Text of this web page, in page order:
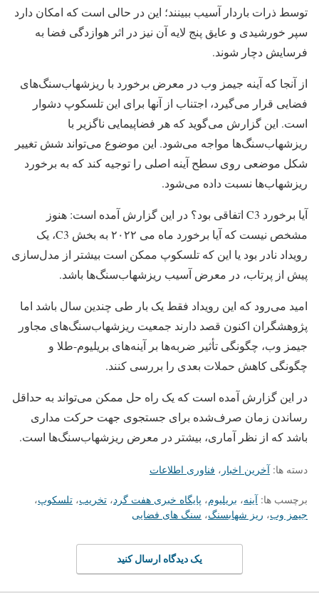
توسط ذرات باردار آسیب ببینند؛ این در حالی است که امکان دارد
سپر خورشیدی و عایق پنج لایه آن نیز در اثر هوازدگی فضا به
فرسایش دچار شوند.
از آنجا که آینه جیمز وب در معرض برخورد با ریزشهاب‌سنگ‌های
فضایی قرار می‌گیرد، اجتناب از آنها برای این تلسکوپ دشوار
است. این گزارش می‌گوید که هر فضاپیمایی ناگزیر با
ریزشهاب‌سنگ‌ها مواجه می‌شود. این موضوع می‌تواند شش تغییر
شکل موضعی روی سطح آینه اصلی را توجیه کند که به برخورد
ریزشهاب‌ها نسبت داده می‌شود.
آیا برخورد C3 اتفاقی بود؟ در این گزارش آمده است: هنوز
مشخص نیست که آیا برخورد ماه می ۲۰۲۲ به بخش C3، یک
رویداد نادر بود یا این که تلسکوپ ممکن است بیشتر از مدل‌سازی
پیش از پرتاب، در معرض آسیب ریزشهاب‌سنگ‌ها باشد.
امید می‌رود که این رویداد فقط یک بار طی چندین سال باشد اما
پژوهشگران اکنون قصد دارند جمعیت ریزشهاب‌سنگ‌های مجاور
جیمز وب، چگونگی تأثیر ضربه‌ها بر آینه‌های بریلیوم-طلا و
چگونگی کاهش حملات بعدی را بررسی کنند.
در این گزارش آمده است که یک راه حل ممکن می‌تواند به حداقل
رساندن زمان صرف‌شده برای جستجوی جهت حرکت مداری
باشد که از نظر آماری، بیشتر در معرض ریزشهاب‌سنگ‌ها است.
دسته ها: آخرین اخبار ، فناوری اطلاعات
برچسب ها: آینه، بریلیوم، پایگاه خبری هفت گرد، تخریب، تلسکوپ،
جیمز وب، ریز شهابسنگ، سنگ های فضایی
یک دیدگاه ارسال کنید